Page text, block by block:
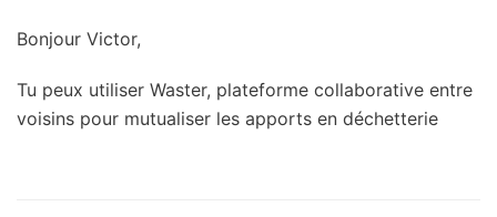
Bonjour Victor,
Tu peux utiliser Waster, plateforme collaborative entre
voisins pour mutualiser les apports en déchetterie